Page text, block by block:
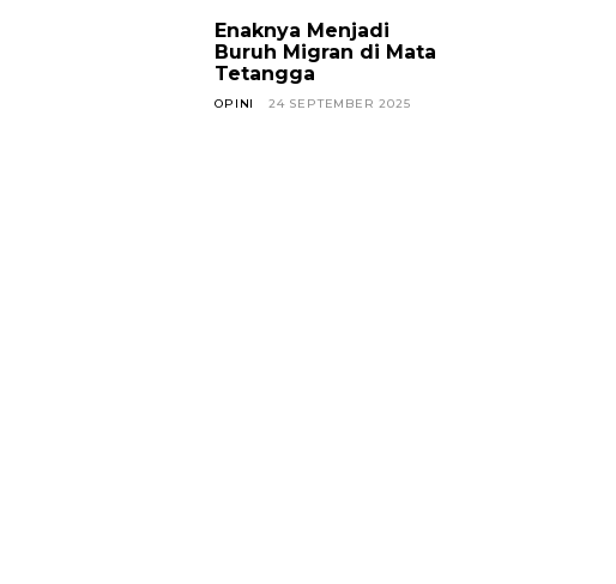
Enaknya Menjadi
Buruh Migran di Mata
Tetangga
OPINI 24 SEPTEMBER 2025